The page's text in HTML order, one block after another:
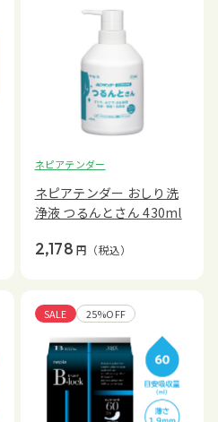
ネピアテンダー
ネピアテンダー おしり洗
浄液 つるんとさん 430ml
2,178 円 （税込）
SALE 25%OFF